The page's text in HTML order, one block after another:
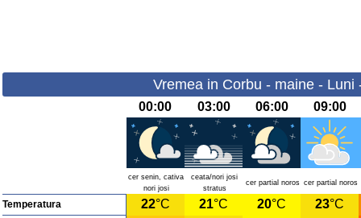
Vremea in Corbu - maine - Luni
00:00 03:00 06:00 09:00
cer senin, cativa
nori josi
ceata/nori josi
stratus
cer partial noros cer partial noros
Temperatura 22°C 21°C 20°C 23°C